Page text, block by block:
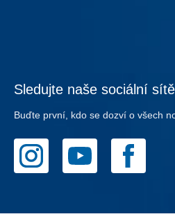
Sledujte naše sociální sítě
Buďte první, kdo se dozví o všech